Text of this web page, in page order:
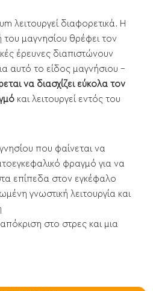
λειτουργεί διαφορετικά. Η
μαγνησίου θρέφει τον
έρευνες διαπιστώνουν
αυτό το είδος μαγνήσιου -
να διασχίζει εύκολα τον
και λειτουργεί εντός του
που φαίνεται να
φραγμό για να
επίπεδα στον εγκέφαλο
γνωστική λειτουργία και
στο στρες και μια